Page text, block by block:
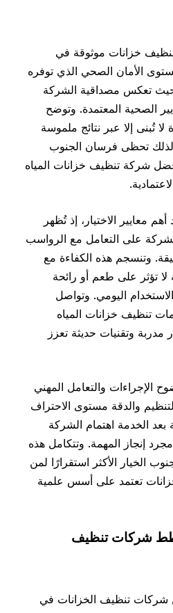
خزانات موثوقة في
الأمان الصحي الذي توفره
تعكس مصداقية الشركة
الصحية المعتمدة. وتوضح
إلا عبر نتائج ملموسة
تحظى فرسان الجنوب
شركة تنظيف خزانات المياه
الاختيار، إذ تُظهر
على التعامل مع الرواسب
وتنسجم هذه الكفاءة مع
على طعم أو رائحة
اليومي. وتواصل
خزانات المياه
وتقنيات حديثة تعزز
والتعامل المهني
والدقة مستوى الاحتراف
الخدمة اهتمام الشركة
إنجاز المهمة. وتتكامل هذه
الأكثر استقرارًا لمن
تعتمد على أسس علمية
شركات تنظيف
تنظيف الخزانات في